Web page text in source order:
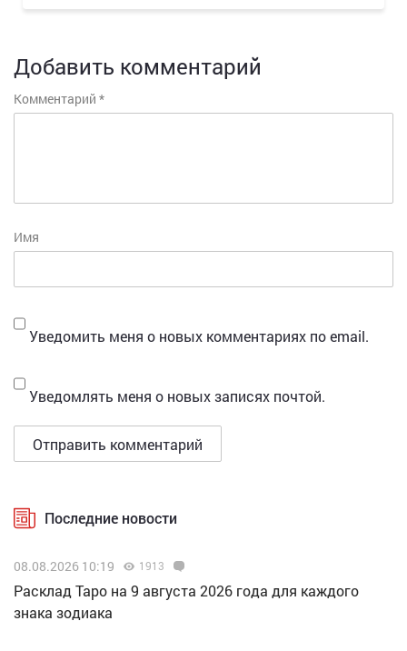
Добавить комментарий
Комментарий *
Имя
Уведомить меня о новых комментариях по email.
Уведомлять меня о новых записях почтой.
Последние новости
08.08.2026 10:19 1913
Расклад Таро на 9 августа 2026 года для каждого
знака зодиака